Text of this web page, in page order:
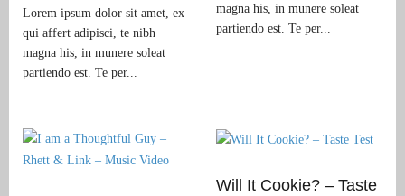
Lorem ipsum dolor sit amet, ex
qui affert adipisci, te nibh
magna his, in munere soleat
partiendo est. Te per...
magna his, in munere soleat
partiendo est. Te per...
Will It Cookie? – Taste